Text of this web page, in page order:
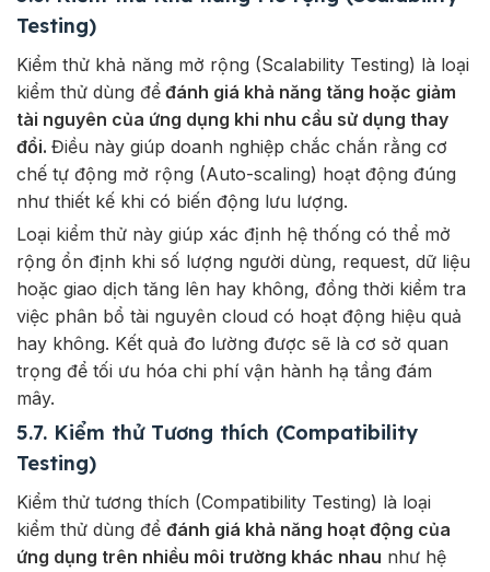
Testing)
Kiểm thử khả năng mở rộng (Scalability Testing) là loại
kiểm thử dùng để đánh giá khả năng tăng hoặc giảm
tài nguyên của ứng dụng khi nhu cầu sử dụng thay
đổi. Điều này giúp doanh nghiệp chắc chắn rằng cơ
chế tự động mở rộng (Auto-scaling) hoạt động đúng
như thiết kế khi có biến động lưu lượng.
Loại kiểm thử này giúp xác định hệ thống có thể mở
rộng ổn định khi số lượng người dùng, request, dữ liệu
hoặc giao dịch tăng lên hay không, đồng thời kiểm tra
việc phân bổ tài nguyên cloud có hoạt động hiệu quả
hay không. Kết quả đo lường được sẽ là cơ sở quan
trọng để tối ưu hóa chi phí vận hành hạ tầng đám
mây.
5.7. Kiểm thử Tương thích (Compatibility
Testing)
Kiểm thử tương thích (Compatibility Testing) là loại
kiểm thử dùng để đánh giá khả năng hoạt động của
ứng dụng trên nhiều môi trường khác nhau như hệ